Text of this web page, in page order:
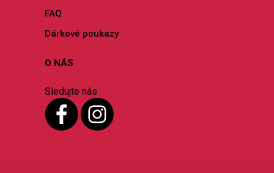
FAQ
Dárkové poukazy
O NÁS
Sledujte nás